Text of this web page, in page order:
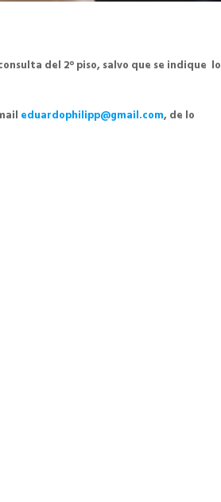
del 2° piso, salvo que se indique lo
eduardophilipp@gmail.com, de lo